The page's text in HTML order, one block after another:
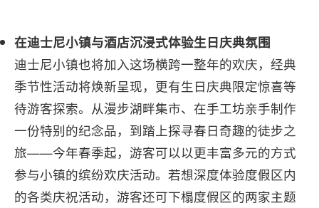
在迪士尼小镇与酒店沉浸式体验生日庆典氛围
迪士尼小镇也将加入这场横跨一整年的欢庆，经典
季节性活动将焕新呈现，更有生日庆典限定惊喜等
待游客探索。从漫步湖畔集市、在手工坊亲手制作
一份特别的纪念品，到踏上探寻春日奇趣的徒步之
旅——今年春季起，游客可以以更丰富多元的方式
参与小镇的缤纷欢庆活动。若想深度体验度假区内
的各类庆祝活动，游客还可下榻度假区的两家主题